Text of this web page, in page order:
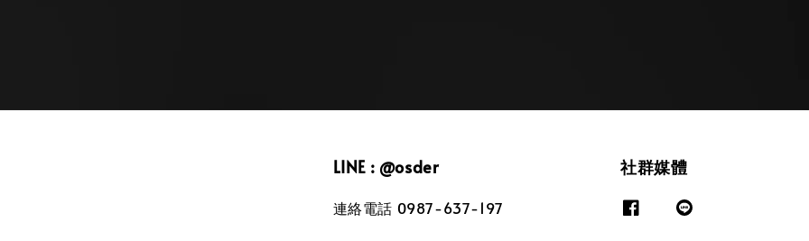
LINE : @osder
連絡電話 0987-637-197
社群媒體